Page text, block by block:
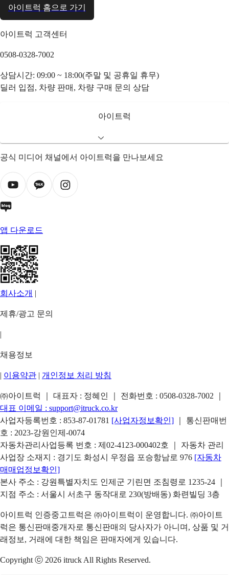
아이트럭 홈으로 가기
아이트럭 고객센터
0508-0328-7002
상담시간: 09:00 ~ 18:00(주말 및 공휴일 휴무)
딜러 입점, 차량 판매, 차량 구매 문의 상담
아이트럭
공식 미디어 채널에서 아이트럭을 만나보세요
앱 다운로드
회사소개 |
제휴/광고 문의
|
채용정보
| 이용약관 | 개인정보 처리 방침
㈜아이트럭 ｜ 대표자 : 정혜인 ｜ 전화번호 : 0508-0328-7002
대표 이메일 : support@itruck.co.kr
사업자등록번호 : 853-87-01781 [사업자정보확인]
｜ 통신판매번
호 : 2023-강원인제-0074
자동차관리사업등록 번호 : 제02-4123-000402호 ｜ 자동차 관리
사업장 소재지 : 경기도 화성시 우정읍 포승항남로 976 [자동차
매매업정보확인]
본사 주소 : 강원특별자치도 인제군 기린면 조침령로 1235-24 ｜
지점 주소 : 서울시 서초구 동작대로 230(방배동) 화련빌딩 3층
아이트럭 인증중고트럭은 ㈜아이트럭이 운영합니다. ㈜아이트
럭은 통신판매중개자로 통신판매의 당사자가 아니며, 상품 및 거
래정보, 거래에 대한 책임은 판매자에게 있습니다.
Copyright ⓒ 2026 itruck All Rights Reserved.